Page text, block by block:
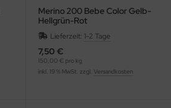
Merino 200 Bebe Color Gelb-
Hellgrün-Rot
Lieferzeit: 1-2 Tage
7,50 €
150,00 € pro kg
inkl. 19 % MwSt. zzgl. Versandkosten